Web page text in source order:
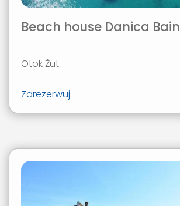
Beach house Danica Bain
Otok Žut
Zarezerwuj